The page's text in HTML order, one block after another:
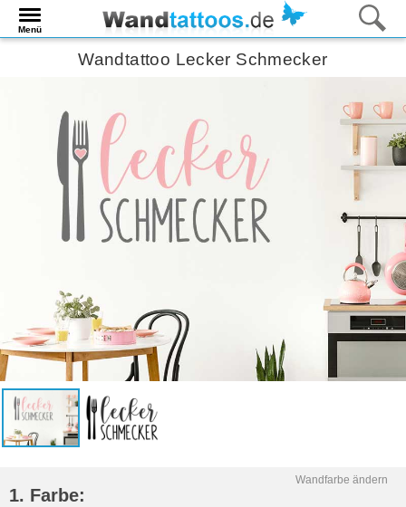
Menü
Wandtattoo Lecker Schmecker
Wandfarbe ändern
1. Farbe: